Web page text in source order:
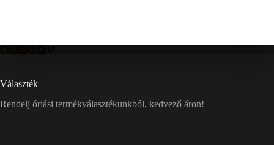
Választék
Rendelj óriási termékválasztékunkból, kedvező áron!